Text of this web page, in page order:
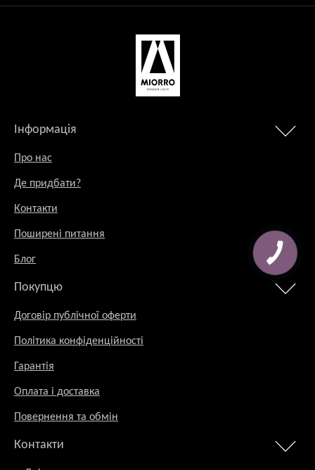
Інформація
Про нас
Де придбати?
Контакти
Поширені питання
Блог
Покупцю
Договір публічної оферти
Політика конфіденційності
Гарантія
Оплата і доставка
Повернення та обмін
Контакти